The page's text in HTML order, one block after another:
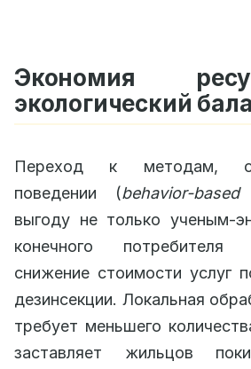
Экономия
экологический
Переход к методам,
поведении (behavior-
выгоду не только ученым-
конечного
снижение стоимости услуг
дезинсекции. Локальная
требует меньшего
заставляет жильцов